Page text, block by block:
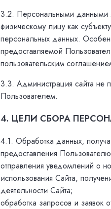
3.2. Персональными данными
физическому лицу как
персональных данных.
предоставляемой
пользовательским
3.3. Администрация сайта не
Пользователем.
4. ЦЕЛИ СБОРА
4.1. Обработка данных,
предоставления
отправления уведомлений о
использования Сайта,
деятельности Сайта;
обработка запросов и заявок